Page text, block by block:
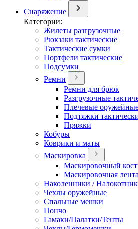
Снаряжение
Категории:
Жилеты разгрузочные
Рюкзаки тактические
Тактические сумки
Портфели тактические
Подсумки
Ремни
Ремни для брюк
Разгрузочные
Плечевые
Подтяжки
Пряжки
Кобуры
Коврики и маты
Маскировка
Маскировочный
Маскировочная лента
Наколенники /
Чехлы оружейные
Спальные мешки
Пончо
Гамаки/Палатки/Тенты